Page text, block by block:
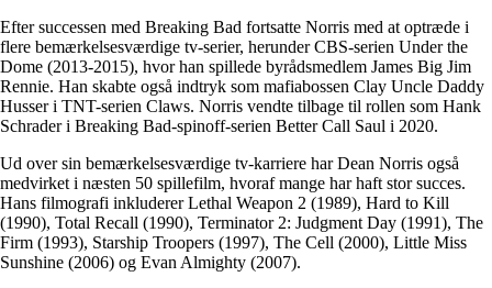
Efter successen med Breaking Bad fortsatte Norris med at optræde i
flere bemærkelsesværdige tv-serier, herunder CBS-serien Under the
Dome (2013-2015), hvor han spillede byrådsmedlem James Big Jim
Rennie. Han skabte også indtryk som mafiabossen Clay Uncle Daddy
Husser i TNT-serien Claws. Norris vendte tilbage til rollen som Hank
Schrader i Breaking Bad-spinoff-serien Better Call Saul i 2020.
Ud over sin bemærkelsesværdige tv-karriere har Dean Norris også
medvirket i næsten 50 spillefilm, hvoraf mange har haft stor succes.
Hans filmografi inkluderer Lethal Weapon 2 (1989), Hard to Kill
(1990), Total Recall (1990), Terminator 2: Judgment Day (1991), The
Firm (1993), Starship Troopers (1997), The Cell (2000), Little Miss
Sunshine (2006) og Evan Almighty (2007).